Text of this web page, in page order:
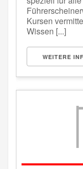
Kursen
Wissen [...]
WEITERE